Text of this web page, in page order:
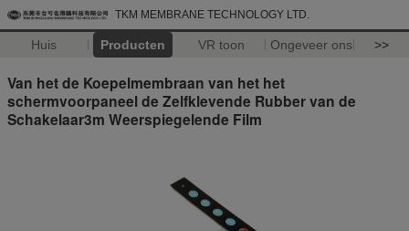
TKM MEMBRANE TECHNOLOGY LTD.
Huis Producten VR toon Ongeveer ons >>
Van het de Koepelmembraan van het het
schermvoorpaneel de Zelfklevende Rubber van de
Schakelaar3m Weerspiegelende Film